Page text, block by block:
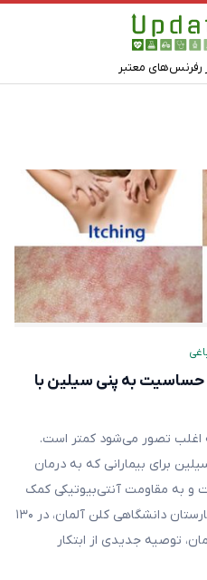
رفرنس‌های معتبر
به پنی سیلین با
اغلب تصور می‌شود کمتر است.
برای بیمارانی که به درمان
و به مقاومت آنتی‌بیوتیکی کمک
‌می‌کند. پروفسور نورما یونگ از بیمارستان دانشگاهی کلن آلمان، در ۱۳۰
توصیه جدیدی از ابتکار